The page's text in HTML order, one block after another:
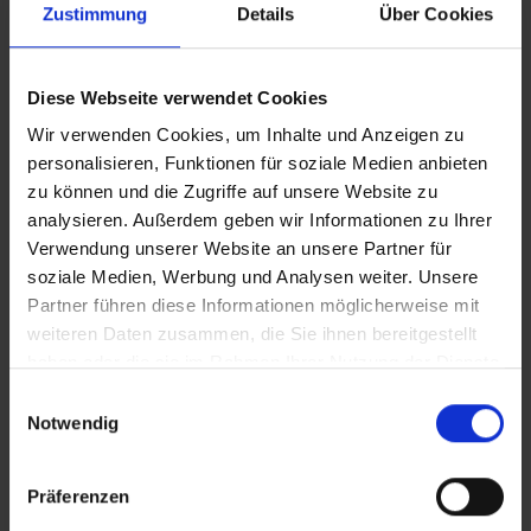
Zustimmung Details Über Cookies
Diese Webseite verwendet Cookies
Wir verwenden Cookies, um Inhalte und Anzeigen zu
personalisieren, Funktionen für soziale Medien anbieten
zu können und die Zugriffe auf unsere Website zu
analysieren. Außerdem geben wir Informationen zu Ihrer
Verwendung unserer Website an unsere Partner für
soziale Medien, Werbung und Analysen weiter. Unsere
Partner führen diese Informationen möglicherweise mit
weiteren Daten zusammen, die Sie ihnen bereitgestellt
Notwendig
Präferenzen
Sierra Leone: Mit Kochkursen gegen
Mangelernährung
Die Welthungerhilfe unterstützt Frauen im afrikanischen Sierra Leone,
um Mangelernährung zu verhindern.